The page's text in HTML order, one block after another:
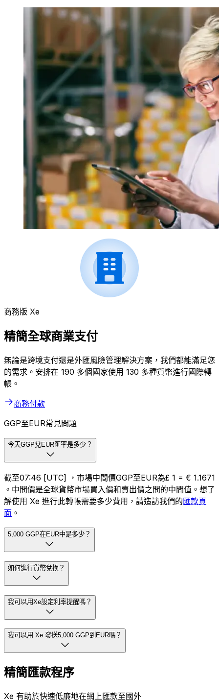
商務版 Xe
精簡全球商業支付
無論是跨境支付還是外匯風險管理解決方案，我們都能滿足您
的需求。安排在 190 多個國家使用 130 多種貨幣進行國際轉
帳。
商務付款
GGP至EUR常見問題
今天GGP兌EUR匯率是多少？
截至07:46 [UTC] ，市場中間價GGP至EUR為£ 1 = € 1.1671
。中間價是全球貨幣市場買入價和賣出價之間的中間值。想了
解使用 Xe 進行此轉帳需要多少費用，請造訪我們的匯款頁
面 。
5,000 GGP在EUR中是多少？
如何進行貨幣兌換？
我可以用Xe設定利率提醒嗎？
我可以用 Xe 發送5,000 GGP到EUR嗎？
精簡匯款程序
Xe 有助於快速低廉地在網上匯款至國外